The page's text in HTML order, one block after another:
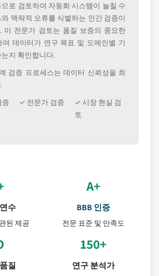
로 검토하여 자동화 시스템이 놀칠 수
맥락적 오류를 식별하는 인간 검증이
이 전문가 검토는 품질 보증의 중요한
여 데이터가 연구 목표 및 도메인별 기
지 확인합니다.
검증 프로세스는 데이터 신뢰성을 최
✓ 전문가 검증
✓ 시장 현실 검
토
수
된 제공
A+
BBB 인증
전문 표준 및 만족도
질
150+
연구 분석가